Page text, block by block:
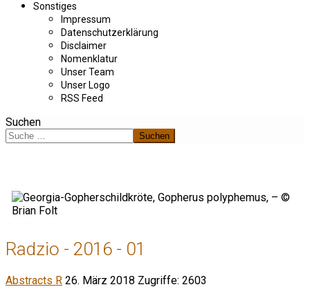
Sonstiges
Impressum
Datenschutzerklärung
Disclaimer
Nomenklatur
Unser Team
Unser Logo
RSS Feed
Suchen
Suchen
Radzio - 2016 - 01
Abstracts R 26. März 2018 Zugriffe: 2603